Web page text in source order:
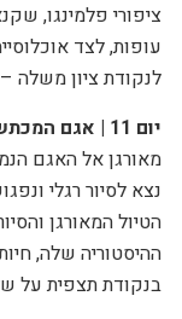
עופות, לצד
לנקודת ציון משלה –
יום 11 |
אגם
מאורגן אל האגם
נצא לסיור רגלי
הטיול המאורגן
ההיסטוריה שלה,
בנקודת תצפית על